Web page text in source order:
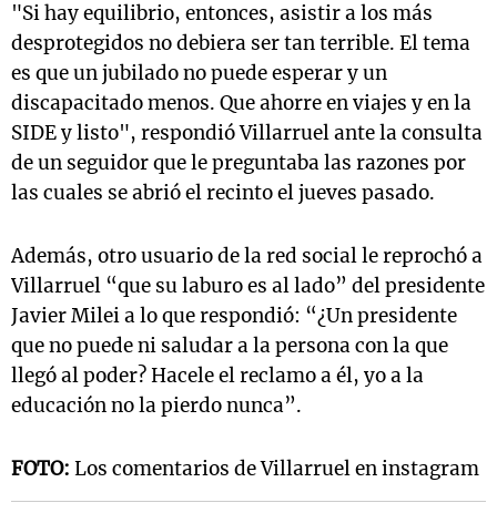
"Si hay equilibrio, entonces, asistir a los más
desprotegidos no debiera ser tan terrible. El tema
es que un jubilado no puede esperar y un
discapacitado menos. Que ahorre en viajes y en la
SIDE y listo", respondió Villarruel ante la consulta
de un seguidor que le preguntaba las razones por
las cuales se abrió el recinto el jueves pasado.
Además, otro usuario de la red social le reprochó a
Villarruel “que su laburo es al lado” del presidente
Javier Milei a lo que respondió: “¿Un presidente
que no puede ni saludar a la persona con la que
llegó al poder? Hacele el reclamo a él, yo a la
educación no la pierdo nunca”.
FOTO: Los comentarios de Villarruel en instagram